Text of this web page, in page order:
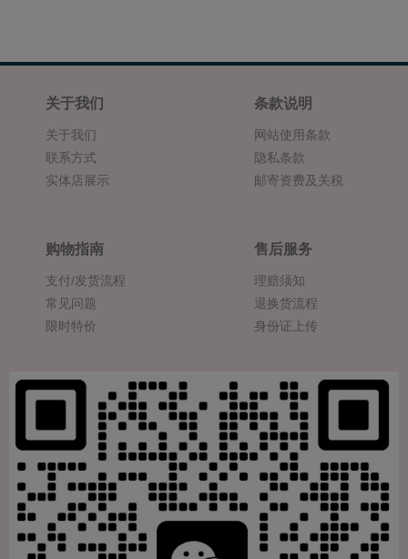
关于我们
关于我们
联系方式
实体店展示
条款说明
网站使用条款
隐私条款
邮寄资费及关税
购物指南
支付/发货流程
常见问题
限时特价
售后服务
理赔须知
退换货流程
身份证上传